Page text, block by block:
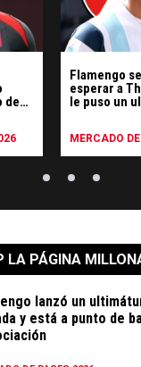
de
Flamengo
esperar a
le puso un
MERCADO
LA PÁGINA
lanzó un
y está a punto de